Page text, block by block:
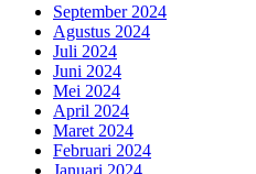
September 2024
Agustus 2024
Juli 2024
Juni 2024
Mei 2024
April 2024
Maret 2024
Februari 2024
Januari 2024